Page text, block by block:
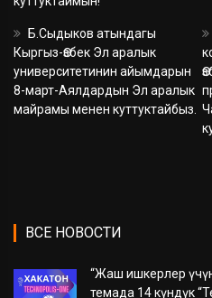
Б.Сыдыков атындагы
Кыргыз-Өзбек Эл аралык
университетинин айымдарын
8-март-Аялдардын Эл аралык
майрамы менен куттуктайбыз.
ВСЕ НОВОСТИ
“Жаш ишкерлер
темада 14 күндүк